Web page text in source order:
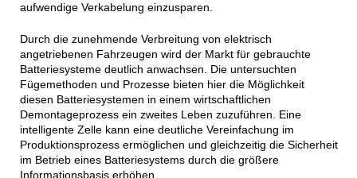
aufwendige Verkabelung einzusparen.
Durch die zunehmende Verbreitung von elektrisch
angetriebenen Fahrzeugen wird der Markt für gebrauchte
Batteriesysteme deutlich anwachsen. Die untersuchten
Fügemethoden und Prozesse bieten hier die Möglichkeit
diesen Batteriesystemen in einem wirtschaftlichen
Demontageprozess ein zweites Leben zuzuführen. Eine
intelligente Zelle kann eine deutliche Vereinfachung im
Produktionsprozess ermöglichen und gleichzeitig die Sicherheit
im Betrieb eines Batteriesystems durch die größere
Informationsbasis erhöhen.